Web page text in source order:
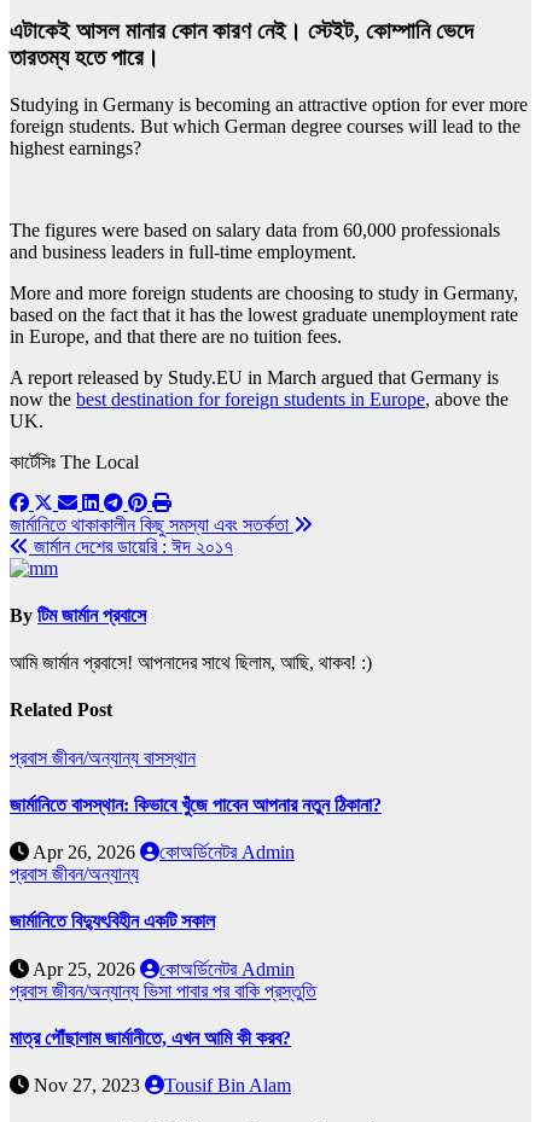
এটাকেই আসল মানার কোন কারণ নেই। স্টেইট, কোম্পানি ভেদে
তারতম্য হতে পারে।
Studying in Germany is becoming an attractive option for ever more
foreign students. But which German degree courses will lead to the
highest earnings?
The figures were based on salary data from 60,000 professionals
and business leaders in full-time employment.
More and more foreign students are choosing to study in Germany,
based on the fact that it has the lowest graduate unemployment rate
in Europe, and that there are no tuition fees.
A report released by Study.EU in March argued that Germany is
now the best destination for foreign students in Europe, above the
UK.
কার্টেসিঃ The Local
Post
navigation
জার্মানিতে থাকাকালীন কিছু সমস্যা এবং সতর্কতা
জার্মান দেশের ডায়েরি : ঈদ ২০১৭
By টিম জার্মান প্রবাসে
আমি জার্মান প্রবাসে! আপনাদের সাথে ছিলাম, আছি, থাকব! :)
Related Post
প্রবাস জীবন/অন্যান্য বাসস্থান
জার্মানিতে বাসস্থান: কিভাবে খুঁজে পাবেন আপনার নতুন ঠিকানা?
Apr 26, 2026
কোঅর্ডিনেটর Admin
প্রবাস জীবন/অন্যান্য
জার্মানিতে বিদ্যুৎবিহীন একটি সকাল
Apr 25, 2026
কোঅর্ডিনেটর Admin
প্রবাস জীবন/অন্যান্য ভিসা পাবার পর বাকি প্রস্তুতি
মাত্র পৌঁছালাম জার্মানীতে, এখন আমি কী করব?
Nov 27, 2023 Tousif Bin Alam